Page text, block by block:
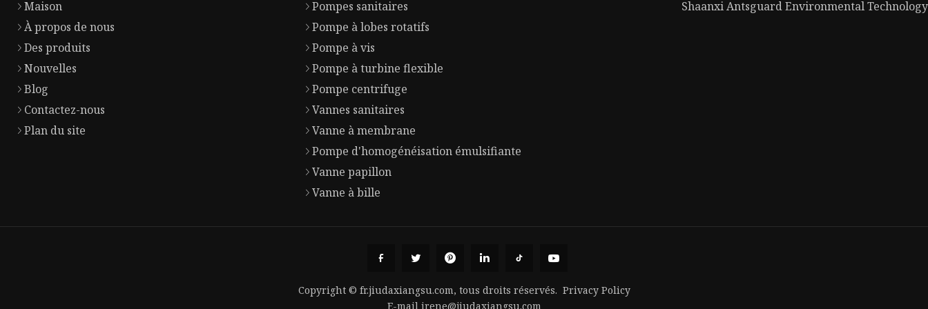
Maison
À propos de nous
Des produits
Nouvelles
Blog
Contactez-nous
Plan du site
Pompes sanitaires
Pompe à lobes rotatifs
Pompe à vis
Pompe à turbine flexible
Pompe centrifuge
Vannes sanitaires
Vanne à membrane
Pompe d'homogénéisation émulsifiante
Vanne papillon
Vanne à bille
Shaanxi Antsguard Environmental
Copyright © fr.jiudaxiangsu.com, tous droits réservés. Privacy Policy
E-mail irene@jiudaxiangsu.com